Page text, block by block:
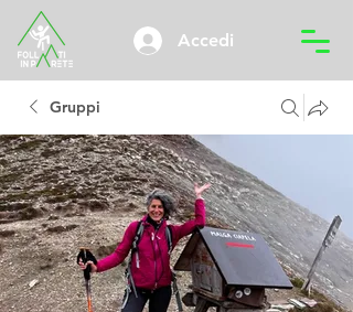
Accedi
Gruppi